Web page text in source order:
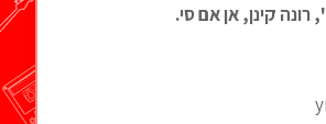
רונה קינן, אן אם סי.